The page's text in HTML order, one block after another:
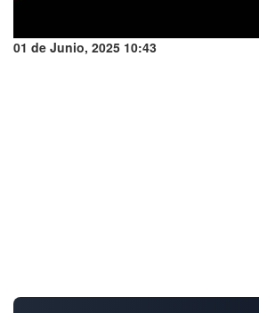
01 de Junio, 2025 10:43